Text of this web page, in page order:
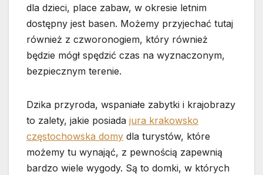
dla dzieci, place zabaw, w okresie letnim
dostępny jest basen. Możemy przyjechać tutaj
również z czworonogiem, który również
będzie mógł spędzić czas na wyznaczonym,
bezpiecznym terenie.
Dzika przyroda, wspaniałe zabytki i krajobrazy
to zalety, jakie posiada jura krakowsko
częstochowska domy dla turystów, które
możemy tu wynająć, z pewnością zapewnią
bardzo wiele wygody. Są to domki, w których